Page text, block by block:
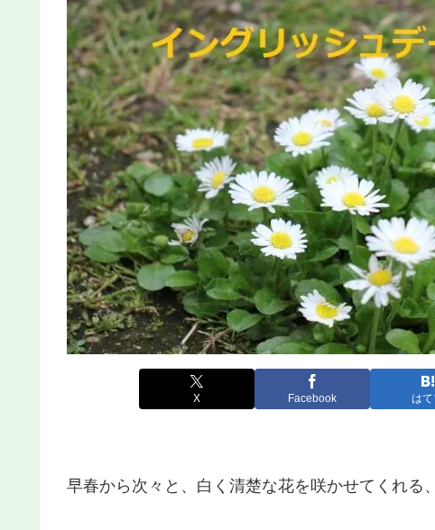
X Facebook は
早春から次々と、白く清楚な花を咲かせてくれる